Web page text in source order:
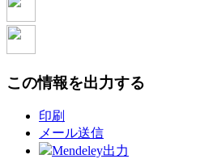
この情報を出力する
印刷
メール送信
Mendeley出力